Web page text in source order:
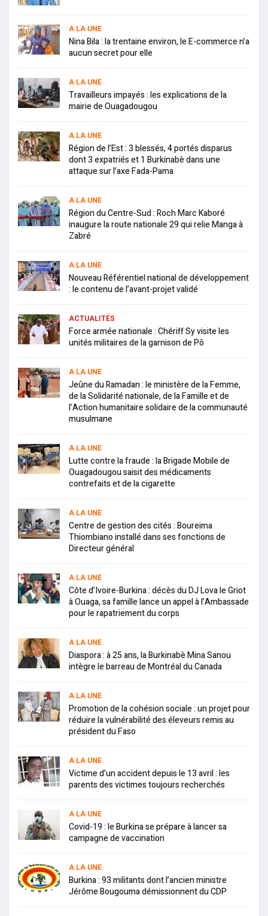
A LA UNE
Nina Bila : la trentaine environ, le E-commerce n’a
aucun secret pour elle
A LA UNE
Travailleurs impayés : les explications de la
mairie de Ouagadougou
A LA UNE
Région de l’Est : 3 blessés, 4 portés disparus
dont 3 expatriés et 1 Burkinabè dans une
attaque sur l’axe Fada-Pama
A LA UNE
Région du Centre-Sud : Roch Marc Kaboré
inaugure la route nationale 29 qui relie Manga à
Zabré
A LA UNE
Nouveau Référentiel national de développement
: le contenu de l’avant-projet validé
ACTUALITÉS
Force armée nationale : Chériff Sy visite les
unités militaires de la garnison de Pô
A LA UNE
Jeûne du Ramadan : le ministère de la Femme,
de la Solidarité nationale, de la Famille et de
l’Action humanitaire solidaire de la communauté
musulmane
A LA UNE
Lutte contre la fraude : la Brigade Mobile de
Ouagadougou saisit des médicaments
contrefaits et de la cigarette
A LA UNE
Centre de gestion des cités : Boureima
Thiombiano installé dans ses fonctions de
Directeur général
A LA UNE
Côte d’Ivoire-Burkina : décès du DJ Lova le Griot
à Ouaga, sa famille lance un appel à l’Ambassade
pour le rapatriement du corps
A LA UNE
Diaspora : à 25 ans, la Burkinabè Mina Sanou
intègre le barreau de Montréal du Canada
A LA UNE
Promotion de la cohésion sociale : un projet pour
réduire la vulnérabilité des éleveurs remis au
président du Faso
A LA UNE
Victime d’un accident depuis le 13 avril : les
parents des victimes toujours recherchés
A LA UNE
Covid-19 : le Burkina se prépare à lancer sa
campagne de vaccination
A LA UNE
Burkina : 93 militants dont l’ancien ministre
Jérôme Bougouma démissionnent du CDP